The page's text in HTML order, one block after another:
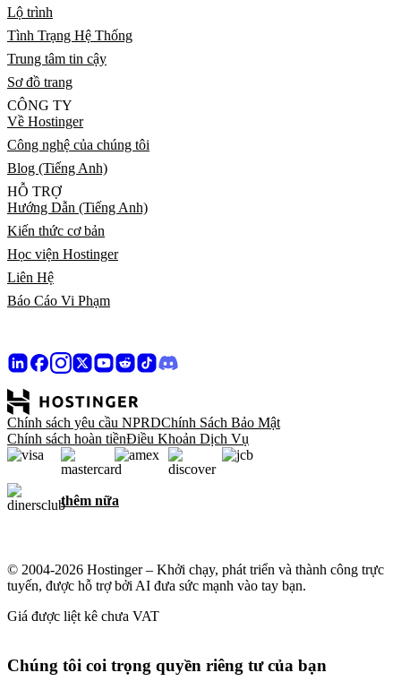
Lộ trình
Tình Trạng Hệ Thống
Trung tâm tin cậy
Sơ đồ trang
CÔNG TY
Về Hostinger
Công nghệ của chúng tôi
Blog (Tiếng Anh)
HỖ TRỢ
Hướng Dẫn (Tiếng Anh)
Kiến thức cơ bản
Học viện Hostinger
Liên Hệ
Báo Cáo Vi Phạm
Chính sách yêu cầu NPRDChính Sách Bảo Mật
Chính sách hoàn tiềnĐiều Khoản Dịch Vụ
thêm nữa
© 2004-2026 Hostinger – Khởi chạy, phát triển và thành công trực
tuyến, được hỗ trợ bởi AI đưa sức mạnh vào tay bạn.
Giá được liệt kê chưa VAT
Chúng tôi coi trọng quyền riêng tư của bạn